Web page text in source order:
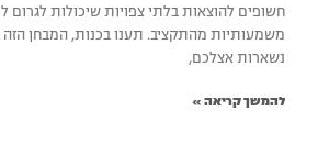
חשופים להוצאות בלתי צפויות שיכולות לגרום
משמעותיות מהתקציב. תענו בכנות, המבחן
נשארות אצלכם,
להמשך קריאה »